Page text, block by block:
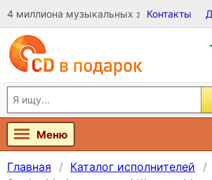
4 миллиона музыкальных записей на
Контакты
Меню
Главная Каталог исполнителей